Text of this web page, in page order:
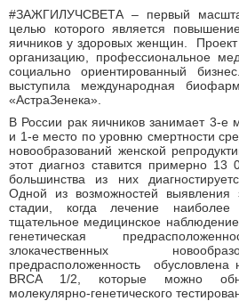
#ЗАЖГИЛУЧСВЕТА – первый
целью которого является
яичников у здоровых женщин.
организацию, профессиональное
социально ориентированный
выступила международная
«АстраЗенека».
В России рак яичников занимает 3-е
и 1-е место по уровню смертности
новообразований женской
этот диагноз ставится примерно
большинства из них
Одной из возможностей выявления
стадии, когда лечение наиболее
тщательное медицинское
генетическая
злокачественных
предрасположенность обусловлена
BRCA 1/2, которые можно
молекулярно-генетического